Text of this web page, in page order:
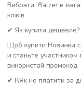
Вибрати Balzer в
кліків
✔ Як купити дешевле?
Щоб купити Новинки
и станьте
використай промокод.
✔ КЯк не платити за